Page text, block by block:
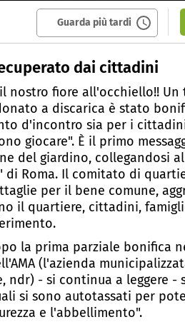
Guarda più tardi
dai cittadini
nostro fiore all'occhiello!!
a discarica è stato
d'incontro sia per i
giocare". È il primo
del giardino, collegandosi
di Roma. Il comitato di
per il bene comune,
il quartiere, cittadini,
la prima parziale bonifica
(l'azienda
ndr) - si continua a leggere -
si sono autotassati per
e l'abbellimento".